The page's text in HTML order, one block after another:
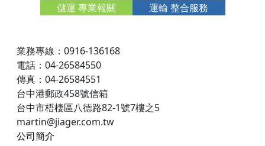
儲運 專業報關 運輸 整合服務
業務專線：0916-136168
電話：04-26584550
傳真：04-26584551
台中港郵政458號信箱
台中市梧棲區八德路82-1號7樓之5
martin@jiager.com.tw
公司簡介